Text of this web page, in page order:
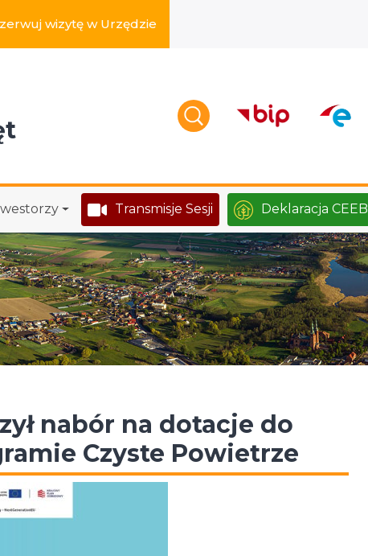
wizytę w Urzędzie
Transmisje Sesji Deklaracja CEEB
nabór na dotacje do
Czyste Powietrze